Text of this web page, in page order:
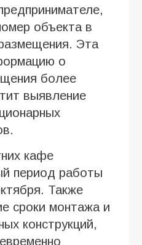
объекта в
Эта
о
более
выявление
кафе
период работы
Также
сроки монтажа и
конструкций,